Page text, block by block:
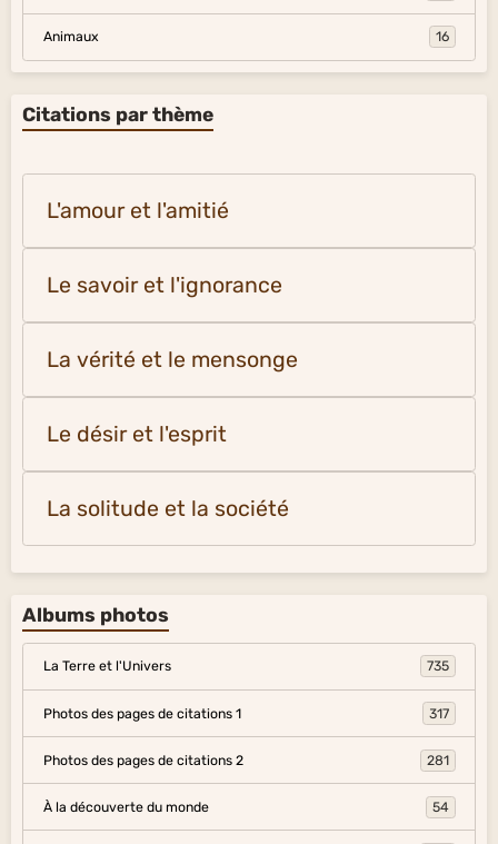
Animaux 16
Citations par thème
L'amour et l'amitié
Le savoir et l'ignorance
La vérité et le mensonge
Le désir et l'esprit
La solitude et la société
Albums photos
La Terre et l'Univers 735
Photos des pages de citations 1 317
Photos des pages de citations 2 281
À la découverte du monde 54